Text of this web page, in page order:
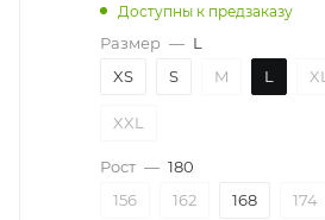
Доступны к предзаказу
Размер — L
XS
S M L XL
XXL
Рост — 180
156
162 168 174